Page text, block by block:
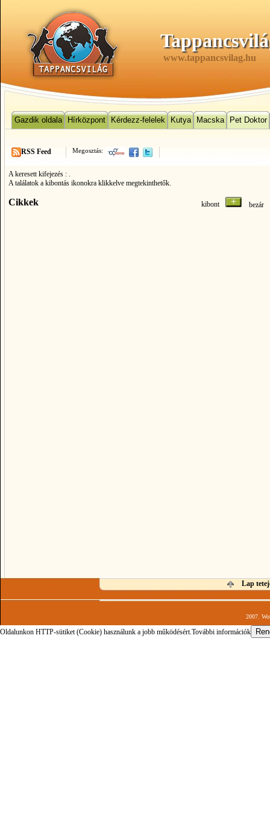
www.tappancsvilag.hu
Gazdik oldala Hírközpont Kérdezz-felelek Kutya Macska Pet Doktor
Megosztás:
RSS Feed
A keresett kifejezés : .
A találatok a kibontás ikonokra klikkelve megtekinthetők.
Cikkek kibont
Lap
2007.
Oldalunkon HTTP-sütiket (Cookie) használunk a jobb működésért.További információk